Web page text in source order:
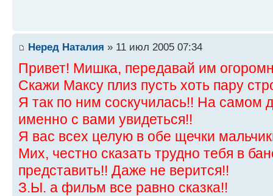
Неред Наталия » 11 июл 2005 07:34
Привет! Мишка, передавай им
Скажи Максу плиз пусть хоть пару
Я так по ним соскучилась!! На самом
именно с вами увидеться!!
Я вас всех целую в обе щечки
Мих, честно сказать трудно тебя в
представить!! Даже не верится!!
З.Ы. а фильм все равно сказка!!